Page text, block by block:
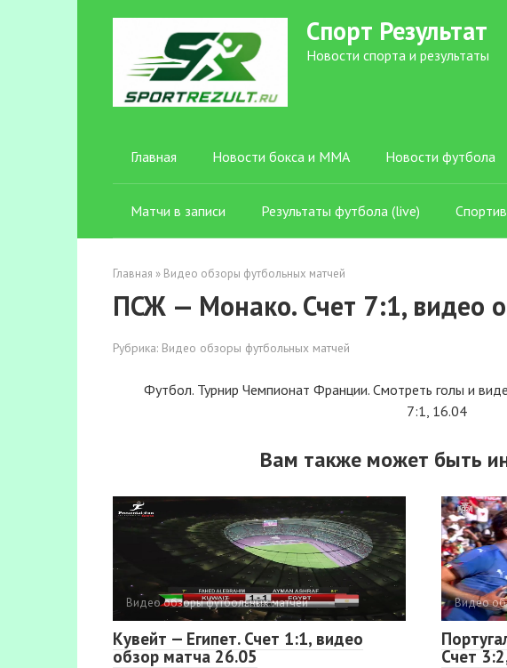
Спорт Результат
Новости спорта и результаты
Главная Новости бокса и ММА Новости футбола
Матчи в записи Результаты футбола (live)
Главная » Видео обзоры футбольных матчей
ПСЖ — Монако. Счет 7:1, видео
Рубрика: Видео обзоры футбольных матчей
Футбол. Турнир Чемпионат Франции. Смотреть голы и
7:1, 16.04
Вам также может быть
Видео обзоры футбольных матчей
Кувейт — Египет. Счет 1:1, видео
обзор матча 26.05
Видео
Счет